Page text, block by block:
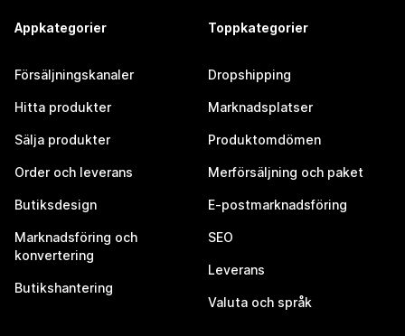
Appkategorier
Försäljningskanaler
Hitta produkter
Sälja produkter
Order och leverans
Butiksdesign
Marknadsföring och
konvertering
Butikshantering
Toppkategorier
Dropshipping
Marknadsplatser
Produktomdömen
Merförsäljning och paket
E-postmarknadsföring
SEO
Leverans
Valuta och språk